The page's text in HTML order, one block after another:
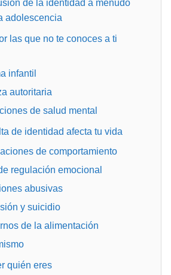
de la identidad a menudo
adolescencia
las que no te conoces a ti
infantil
autoritaria
de salud mental
de identidad afecta tu vida
de comportamiento
regulación emocional
abusivas
y suicidio
de la alimentación
quién eres